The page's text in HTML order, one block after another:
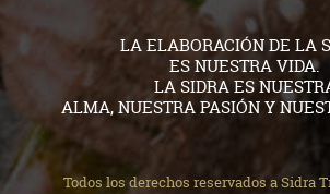
LA ELABORACIÓN DE LA
ES NUESTRA VIDA.
LA SIDRA ES
ALMA, NUESTRA PASIÓN Y
Todos los derechos reservados a Sidra